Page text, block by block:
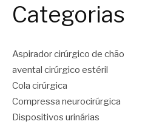
Categorias
Aspirador cirúrgico de chão
avental cirúrgico estéril
Cola cirúrgica
Compressa neurocirúrgica
Dispositivos urinárias